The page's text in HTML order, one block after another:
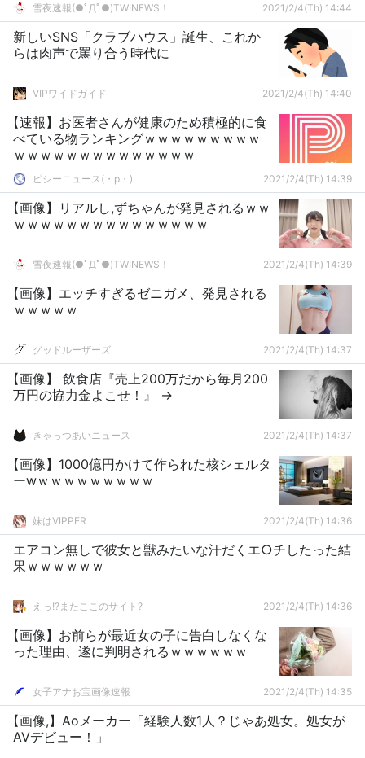
雪夜速報(●ﾟДﾟ●)TWINEWS！ 2021/2/4(Th) 14:44
新しいSNS「クラブハウス」誕生、これか
らは肉声で罵り合う時代に
VIPワイドガイド 2021/2/4(Th) 14:40
【速報】お医者さんが健康のため積極的に食
べている物ランキングｗｗｗｗｗｗｗｗｗ
ｗｗｗｗｗｗｗｗｗｗｗｗｗｗ
ピシーニュース(・p・)ゞ 2021/2/4(Th) 14:39
【画像】リアルし,ずちゃんが発見されるｗｗ
ｗｗｗｗｗｗｗｗｗｗｗｗｗｗｗ
雪夜速報(●ﾟДﾟ●)TWINEWS！ 2021/2/4(Th) 14:39
【画像】エッチすぎるゼニガメ、発見される
ｗｗｗｗｗ
グッドルーザーズ 2021/2/4(Th) 14:37
【画像】 飲食店『売上200万だから毎月200
万円の協力金よこせ！』 →
きゃっつあいニュース 2021/2/4(Th) 14:37
【画像】1000億円かけて作られた核シェルタ
ーwｗｗｗｗｗｗｗｗｗ
妹はVIPPER 2021/2/4(Th) 14:36
エアコン無しで彼女と獣みたいな汗だくエ○チしたった結
果ｗｗｗｗｗｗ
えっ!?またここのサイト? 2021/2/4(Th) 14:36
【画像】お前らが最近女の子に告白しなくな
った理由、遂に判明されるｗｗｗｗｗｗ
女子アナお宝画像速報 2021/2/4(Th) 14:35
【画像,】Aoメーカー「経験人数1人？じゃあ処女。処女が
AVデビュー！」